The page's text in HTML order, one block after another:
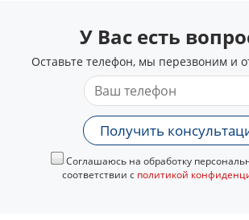
У Вас есть
Оставьте телефон, мы перезвоним и
Получить
Соглашаюсь на обработку
соответствии с политикой